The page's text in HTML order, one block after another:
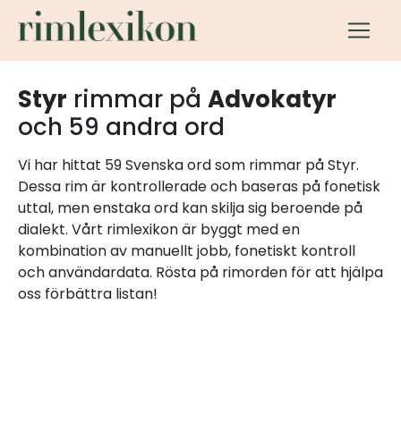
Styr rimmar på Advokatyr
och 59 andra ord
Vi har hittat 59 Svenska ord som rimmar på Styr.
Dessa rim är kontrollerade och baseras på fonetisk
uttal, men enstaka ord kan skilja sig beroende på
dialekt. Vårt rimlexikon är byggt med en
kombination av manuellt jobb, fonetiskt kontroll
och användardata. Rösta på rimorden för att hjälpa
oss förbättra listan!